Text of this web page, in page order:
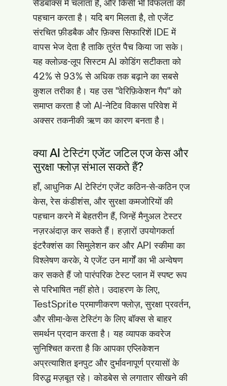
सैंडबॉक्स में चलाता है, और किसी भी विफलता की
पहचान करता है। यदि बग मिलता है, तो एजेंट
संरचित फ़ीडबैक और फ़िक्स सिफारिशें IDE में
वापस भेज देता है ताकि तुरंत पैच किया जा सके।
यह क्लोज़्ड-लूप सिस्टम AI कोडिंग सटीकता को
42% से 93% से अधिक तक बढ़ाने का सबसे
कुशल तरीका है। यह उस "वेरिफ़िकेशन गैप" को
समाप्त करता है जो AI-नेटिव विकास परिवेश में
अक्सर तकनीकी ऋण का कारण बनता है।
क्या AI टेस्टिंग एजेंट जटिल एज केस और
सुरक्षा फ्लोज़ संभाल सकते हैं?
हाँ, आधुनिक AI टेस्टिंग एजेंट कठिन-से-कठिन एज
केस, रेस कंडीशंस, और सुरक्षा कमजोरियों की
पहचान करने में बेहतरीन हैं, जिन्हें मैनुअल टेस्टर
नज़रअंदाज़ कर सकते हैं। हज़ारों उपयोगकर्ता
इंटरैक्शंस का सिमुलेशन कर और API स्कीमा का
विश्लेषण करके, ये एजेंट उन मार्गों का भी अन्वेषण
कर सकते हैं जो पारंपरिक टेस्ट प्लान में स्पष्ट रूप
से परिभाषित नहीं होते। उदाहरण के लिए,
TestSprite प्रमाणीकरण फ्लोज़, सुरक्षा प्रवर्तन,
और सीमा-केस टेस्टिंग के लिए बॉक्स से बाहर
समर्थन प्रदान करता है। यह व्यापक कवरेज
सुनिश्चित करता है कि आपका एप्लिकेशन
अप्रत्याशित इनपुट और दुर्भावनापूर्ण प्रयासों के
विरुद्ध मज़बूत रहे। कोडबेस से लगातार सीखने की